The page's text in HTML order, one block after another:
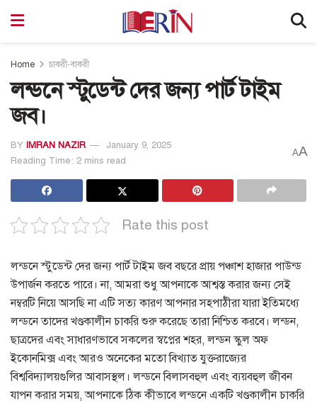
Home চাকরী-বাকরী
লন্ডনে স্টুডেন্ট দের জন্য পার্ট টাইম
জব।
BY IMRAN NAZIR
January 9, 2025
Reading Time: 2 mins read
AA
Rate this post
লন্ডনে স্টুডেন্ট দের জন্য পার্ট টাইম জব বছরে প্রায় পঞ্চাশ হাজার পাউন্ড
উপার্জন করতে পারে। না, আমরা শুধু আপনাকে আশ্বস্ত করার জন্য সেই
নম্বরটি নিয়ে আসছি না এটি সত্য কারণ আপনার সহপাঠীরা যারা ইতিমধ্যে
লন্ডনে তাদের খণ্ডকালীন চাকরি শুরু করেছে তারা নিশ্চিত করবে। লন্ডন,
ছাত্রদের এবং সাধারণভাবে সকলের স্বপ্নের শহর, লন্ডন স্কুল অফ
ইকোনমিক্স এবং আরও অনেকের মতো বিখ্যাত যুক্তরাজ্যের
বিশ্ববিদ্যালয়গুলির আবাসস্থল।লন্ডনে বিলাসবহুল এবং ব্যয়বহুল জীবন
যাপন করার সময়, আপনাকে ঠিক কীভাবে লন্ডনে একটি খণ্ডকালীন চাকরি